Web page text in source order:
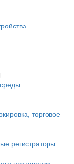
торговое
регистраторы